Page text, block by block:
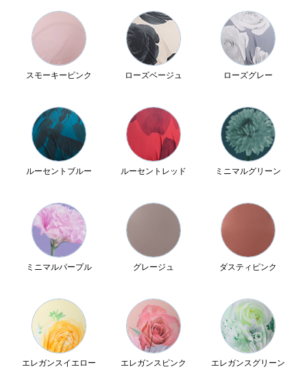
スモーキーピンク ローズベージュ ローズグレー
ルーセントブルー ルーセントレッド ミニマルグリーン
ミニマルパープル グレージュ ダスティピンク
エレガンスイエロー エレガンスピンク エレガンスグリーン